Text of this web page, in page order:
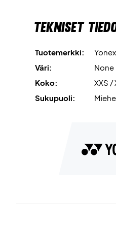
Materiaali: 100% polyesteriä.
Tekniset
Tuotemerkki:
Yonex
Väri:
None
Koko:
XXS /
Sukupuoli: